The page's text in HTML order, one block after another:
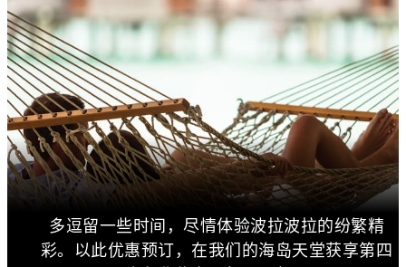
多逗留一些时间，尽情体验波拉波拉的纷繁精
彩。以此优惠预订，在我们的海岛天堂获享第四